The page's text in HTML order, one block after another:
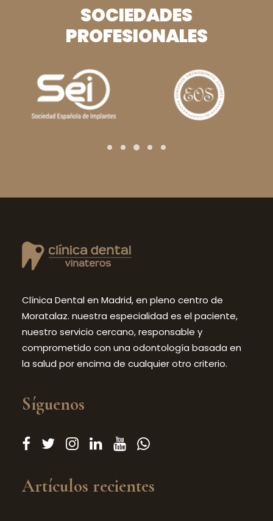
SOCIEDADES
PROFESIONALES
Clínica Dental en Madrid, en pleno centro de
Moratalaz. nuestra especialidad es el paciente,
nuestro servicio cercano, responsable y
comprometido con una odontología basada en
la salud por encima de cualquier otro criterio.
Síguenos
Artículos recientes